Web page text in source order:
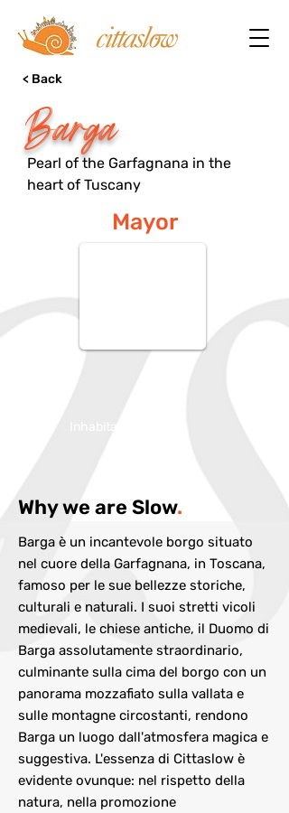
Barga
< Back
Pearl of the Garfagnana in the
heart of Tuscany
Mayor
Why we are Slow.
Barga è un incantevole borgo situato
nel cuore della Garfagnana, in Toscana,
famoso per le sue bellezze storiche,
culturali e naturali. I suoi stretti vicoli
medievali, le chiese antiche, il Duomo di
Barga assolutamente straordinario,
culminante sulla cima del borgo con un
panorama mozzafiato sulla vallata e
sulle montagne circostanti, rendono
Barga un luogo dall'atmosfera magica e
suggestiva. L'essenza di Cittaslow è
evidente ovunque: nel rispetto della
natura, nella promozione